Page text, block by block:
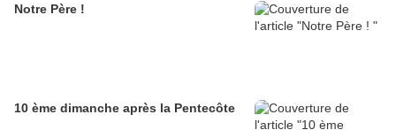
Notre Père !
10 ème dimanche après la Pentecôte